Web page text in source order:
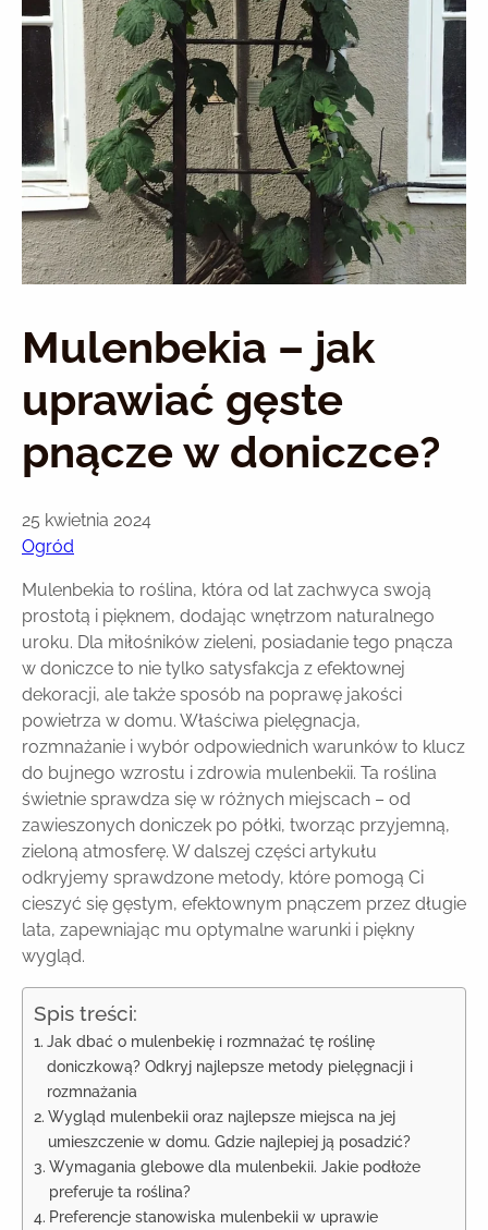
Mulenbekia – jak
uprawiać gęste
pnącze w doniczce?
25 kwietnia 2024
Ogród
Mulenbekia to roślina, która od lat zachwyca swoją
prostotą i pięknem, dodając wnętrzom naturalnego
uroku. Dla miłośników zieleni, posiadanie tego pnącza
w doniczce to nie tylko satysfakcja z efektownej
dekoracji, ale także sposób na poprawę jakości
powietrza w domu. Właściwa pielęgnacja,
rozmnażanie i wybór odpowiednich warunków to klucz
do bujnego wzrostu i zdrowia mulenbekii. Ta roślina
świetnie sprawdza się w różnych miejscach – od
zawieszonych doniczek po półki, tworząc przyjemną,
zieloną atmosferę. W dalszej części artykułu
odkryjemy sprawdzone metody, które pomogą Ci
cieszyć się gęstym, efektownym pnączem przez długie
lata, zapewniając mu optymalne warunki i piękny
wygląd.
Spis treści:
Jak dbać o mulenbekię i rozmnażać tę roślinę
doniczkową? Odkryj najlepsze metody pielęgnacji i
rozmnażania
Wygląd mulenbekii oraz najlepsze miejsca na jej
umieszczenie w domu. Gdzie najlepiej ją posadzić?
Wymagania glebowe dla mulenbekii. Jakie podłoże
preferuje ta roślina?
Preferencje stanowiska mulenbekii w uprawie